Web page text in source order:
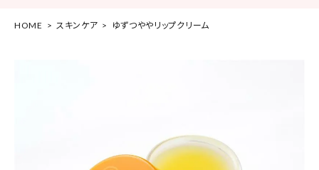
ACCOUNT MENU
HOME スキンケア ゆずつややリップクリーム